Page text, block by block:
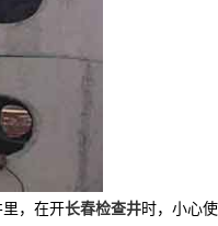
，在开长春检查井时，小心